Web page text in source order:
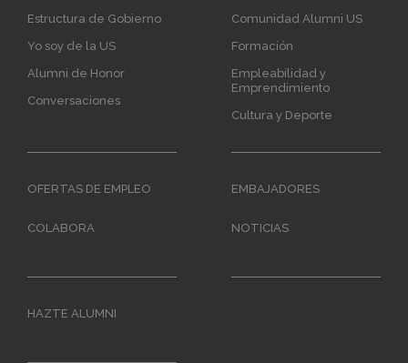
Estructura de Gobierno
Yo soy de la US
Alumni de Honor
Conversaciones
Comunidad Alumni US
Formación
Empleabilidad y
Emprendimiento
Cultura y Deporte
OFERTAS DE EMPLEO EMBAJADORES
COLABORA NOTICIAS
HAZTE ALUMNI